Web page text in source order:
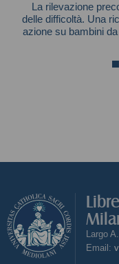
La rilevazione
delle difficoltà. Una
azione su bambini
Largo
Email: